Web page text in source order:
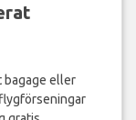
bagage eller